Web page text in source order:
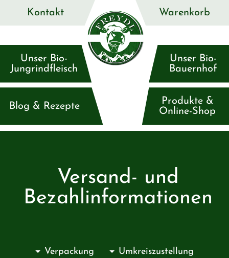
Unser Bio-
Jungrindfleisch
Unser Bio-
Bauernhof
Blog & Rezepte
Produkte &
Online-Shop
Kontakt Warenkorb
Versand- und
Bezahlinformationen
Verpackung Umkreiszustellung